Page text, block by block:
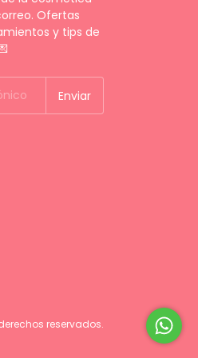
Ofertas
y tips de
reservados.